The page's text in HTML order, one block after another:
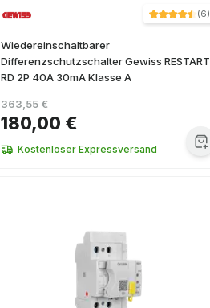
(6)
Wiedereinschaltbarer
Differenzschutzschalter Gewiss RESTART
RD 2P 40A 30mA Klasse A
180,00 €
363,55 €
Kostenloser Expressversand